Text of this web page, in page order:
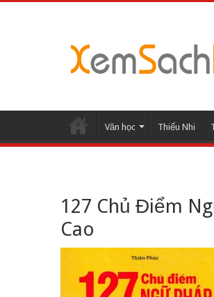
Văn học Thiếu Nhi
127 Chủ Điểm
Cao